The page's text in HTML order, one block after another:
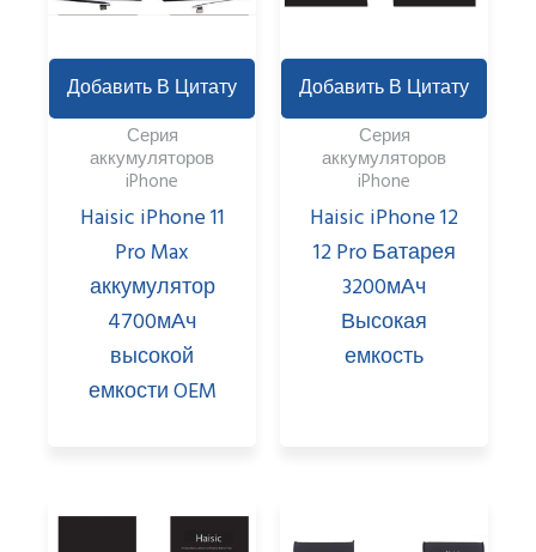
Добавить В Цитату
Серия
аккумуляторов
iPhone
Haisic iPhone 11
Pro Max
аккумулятор
4700мАч
высокой
емкости OEM
Добавить В Цитату
Серия
аккумуляторов
iPhone
Haisic iPhone 12
12 Pro Батарея
3200мАч
Высокая
емкость